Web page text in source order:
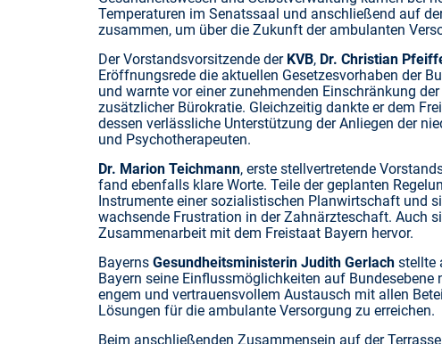
Temperaturen im Senatssaal und anschließend auf
zusammen, um über die Zukunft der ambulanten
Der Vorstandsvorsitzende der KVB, Dr. Christian
Eröffnungsrede die aktuellen Gesetzesvorhaben der
und warnte vor einer zunehmenden Einschränkung
zusätzlicher Bürokratie. Gleichzeitig dankte er dem
dessen verlässliche Unterstützung der Anliegen der
und Psychotherapeuten.
Dr. Marion Teichmann, erste stellvertretende
fand ebenfalls klare Worte. Teile der geplanten
Instrumente einer sozialistischen Planwirtschaft und
wachsende Frustration in der Zahnärzteschaft. Auch
Zusammenarbeit mit dem Freistaat Bayern hervor.
Bayerns Gesundheitsministerin Judith Gerlach stellte
Bayern seine Einflussmöglichkeiten auf Bundesebene
engem und vertrauensvollem Austausch mit allen
Lösungen für die ambulante Versorgung zu erreichen.
Beim anschließenden Zusammensein auf der